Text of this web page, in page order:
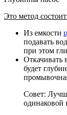
Это метод
Из емкости
подавать
при этом
Откачивать
будет
Совет:
одинаковой